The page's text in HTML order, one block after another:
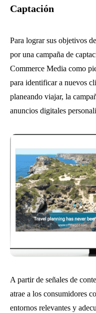
Captación
Para lograr sus objetivos
por una campaña de
Commerce Media como
para identificar a nuevos
planeando viajar, la
anuncios digitales
A partir de señales de
atrae a los consumidores
entornos relevantes y